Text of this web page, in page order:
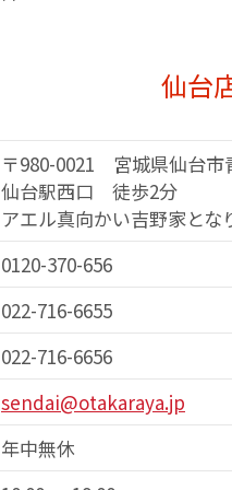
仙台
〒980-0021 宮城県仙台
仙台駅西口 徒歩2分
アエル真向かい吉野家とな
0120-370-656
022-716-6655
022-716-6656
sendai@otakaraya.jp
年中無休